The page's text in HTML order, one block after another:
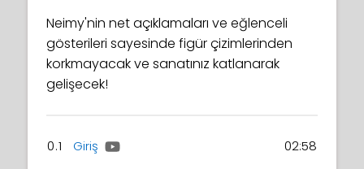
Neimy'nin net açıklamaları ve eğlenceli
gösterileri sayesinde figür çizimlerinden
korkmayacak ve sanatınız katlanarak
gelişecek!
0.1 Giriş
02:58